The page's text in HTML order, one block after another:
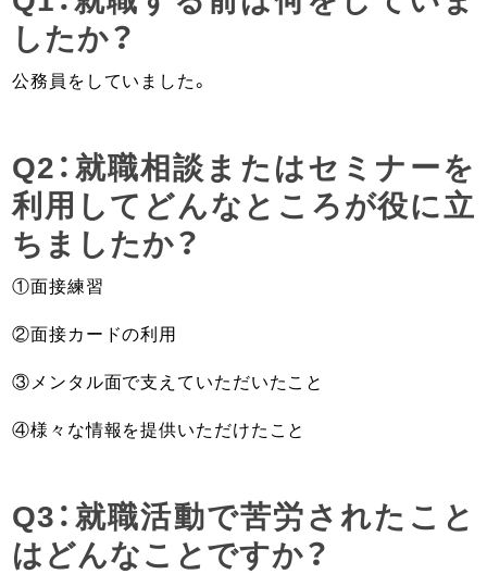
したか？
公務員をしていました。
Q2：就職相談またはセミナーを
利用してどんなところが役に立
ちましたか？
①面接練習
②面接カードの利用
③メンタル面で支えていただいたこと
④様々な情報を提供いただけたこと
Q3：就職活動で苦労されたこと
はどんなことですか？